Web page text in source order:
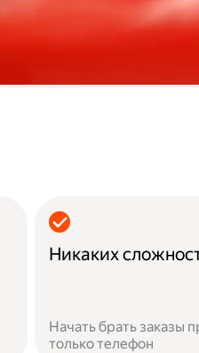
Никаких
Начать брать заказы
только телефон